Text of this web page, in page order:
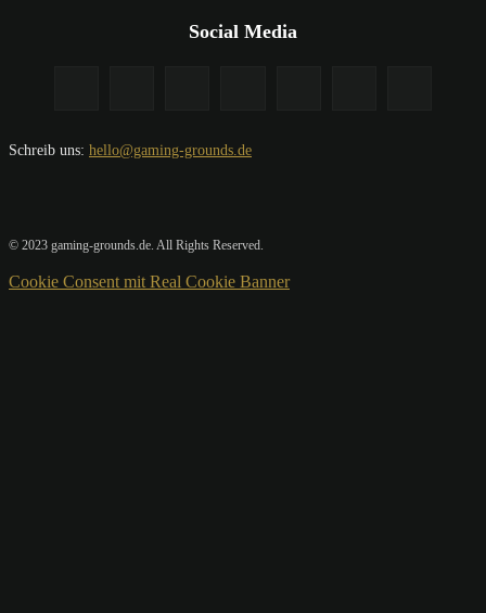
Social Media
Schreib uns: hello@gaming-grounds.de
© 2023 gaming-grounds.de. All Rights Reserved.
Cookie Consent mit Real Cookie Banner